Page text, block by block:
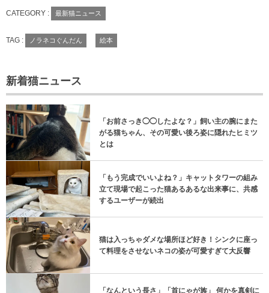
CATEGORY : 最新猫ニュース
TAG : ノラネコぐんだん 絵本
新着猫ニュース
「お前さっき◯◯したよな？」飼い主の腕にまた
がる猫ちゃん、その可愛い後ろ姿に隠れたヒミツ
とは
「もう完成でいいよね？」キャットタワーの組み
立て現場で起こった猫あるあるな出来事に、共感
するユーザーが続出
猫は入っちゃダメな場所ほど好き！シンクに座っ
て料理をさせないネコの姿が可愛すぎて大反響
「なんという長さ」「首にゃが族」 何かを真剣に